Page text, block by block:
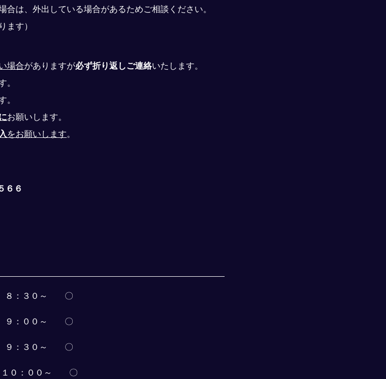
合は、外出している場合があるためご相談ください。
ます）
場合がありますが必ず折り返しご連絡いたします。
。
。
お願いします。
をお願いします。
６６
８：３０～　　〇
９：００～　　〇
９：３０～　　〇
１０：００～　　〇